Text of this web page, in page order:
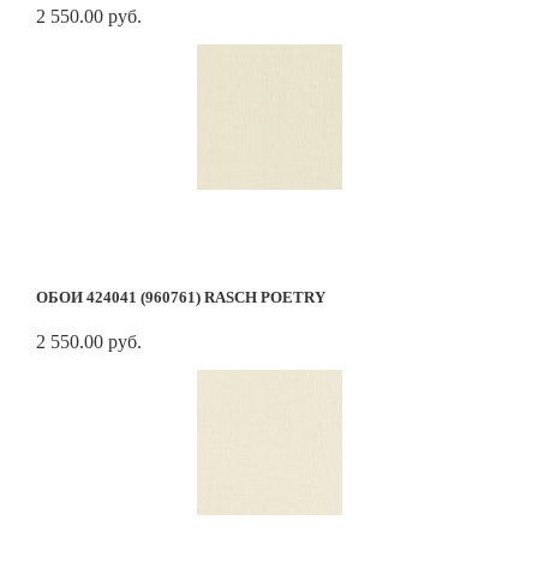
2 550.00 руб.
ОБОИ 424041 (960761) RASCH POETRY
2 550.00 руб.